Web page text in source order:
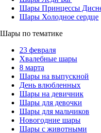
Шары Принцессы
Шары Холодное сердце
Шары по тематике
23 февраля
Хвалебные шары
8 марта
Шары на выпускной
День влюбленных
Шары на девичник
Шары для девочки
Шары для мальчиков
Новогодние шары
Шары с животными